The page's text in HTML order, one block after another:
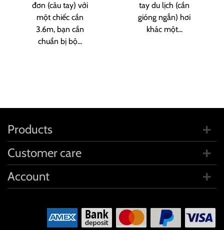
đơn (câu tay) với
một chiếc cần
3.6m, bạn cần
chuẩn bị bộ...
tay du lịch (cần
gióng ngắn) hơi
khác một...
Products
Customer care
Account